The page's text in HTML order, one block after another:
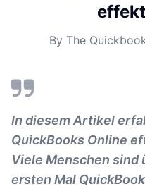
By The
In diesem Artikel
QuickBooks Online
Viele Menschen
ersten Mal